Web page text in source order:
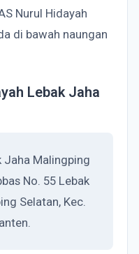
Nurul Hidayah
di bawah naungan
Lebak Jaha
Jaha Malingping
No. 55 Lebak
Selatan, Kec.